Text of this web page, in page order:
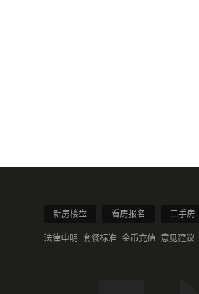
新房楼盘 看房报名 二手房
法律申明 套餐标准 金币充值 意见建议